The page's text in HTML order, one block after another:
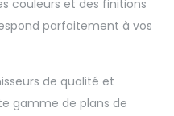
couleurs et des finitions
parfaitement à vos
de qualité et
gamme de plans de